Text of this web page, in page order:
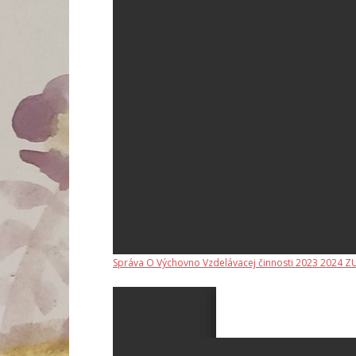
Správa O Výchovno Vzdelávacej činnosti 2023 2024